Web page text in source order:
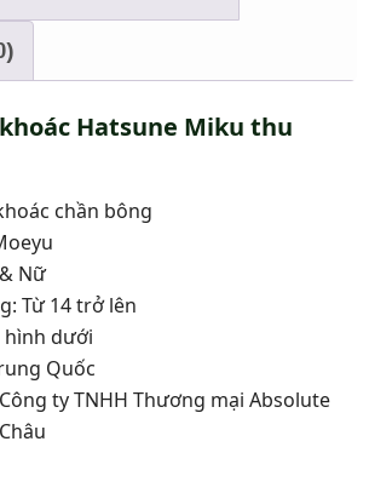
Hatsune Miku thu
chần bông
Nữ
Từ 14 trở lên
hình dưới
Quốc
ty TNHH Thương mại Absolute